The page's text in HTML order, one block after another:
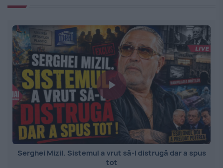
Serghei Mizil. Sistemul a vrut să-l distrugă dar a spus
tot